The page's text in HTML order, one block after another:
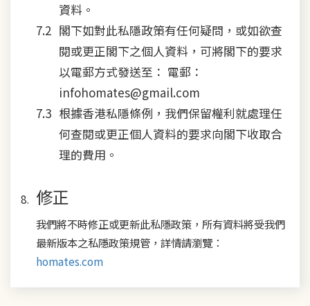
資料。
閣下如對此私隱政策有任何疑問，或如欲查
閱或更正閣下之個人資料，可將閣下的要求
以電郵方式發送至： 電郵：
infohomates@gmail.com
根據香港私隱條例，我們保留權利就處理任
何查閱或更正個人資料的要求向閣下收取合
理的費用。
修正
我們將不時修正或更新此私隱政策，所有資料將受我們
最新版本之私隱政策規管，詳情請瀏覽：
homates.com